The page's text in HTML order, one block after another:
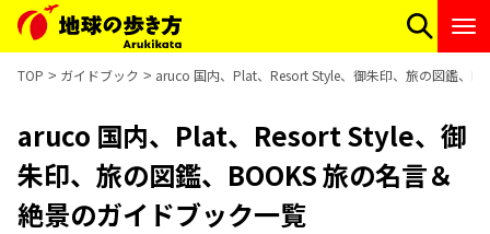
TOP ガイドブック aruco 国内、Plat、Resort Style、御朱印、旅の図鑑、
aruco 国内、Plat、Resort Style、御
朱印、旅の図鑑、BOOKS 旅の名言＆
絶景のガイドブック一覧